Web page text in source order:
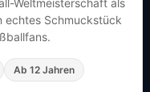
Weltmeisterschaft als
echtes Schmuckstück
Ab 12 Jahren